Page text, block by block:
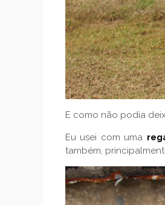
E como não podia
Eu usei com uma
também,